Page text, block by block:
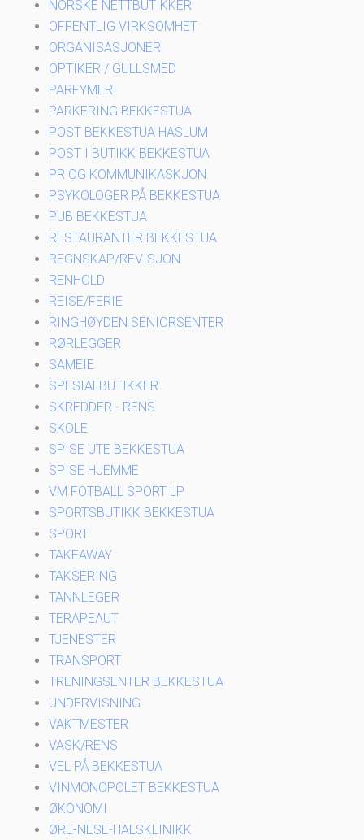
NORSKE NETTBUTIKKER
OFFENTLIG VIRKSOMHET
ORGANISASJONER
OPTIKER / GULLSMED
PARFYMERI
PARKERING BEKKESTUA
POST BEKKESTUA HASLUM
POST I BUTIKK BEKKESTUA
PR OG KOMMUNIKASKJON
PSYKOLOGER PÅ BEKKESTUA
PUB BEKKESTUA
RESTAURANTER BEKKESTUA
REGNSKAP/REVISJON
RENHOLD
REISE/FERIE
RINGHØYDEN SENIORSENTER
RØRLEGGER
SAMEIE
SPESIALBUTIKKER
SKREDDER - RENS
SKOLE
SPISE UTE BEKKESTUA
SPISE HJEMME
VM FOTBALL SPORT LP
SPORTSBUTIKK BEKKESTUA
SPORT
TAKEAWAY
TAKSERING
TANNLEGER
TERAPEAUT
TJENESTER
TRANSPORT
TRENINGSENTER BEKKESTUA
UNDERVISNING
VAKTMESTER
VASK/RENS
VEL PÅ BEKKESTUA
VINMONOPOLET BEKKESTUA
ØKONOMI
ØRE-NESE-HALSKLINIKK